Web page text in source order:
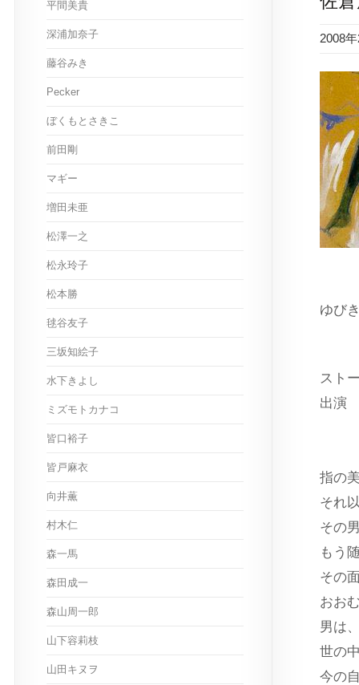
2008
ゆび
スト
出
指の
それ
その
もう
その
おお
男は
世の
今の
平間美貴
深浦加奈子
藤谷みき
Pecker
ぼくもとさきこ
前田剛
マギー
増田未亜
松澤一之
松永玲子
松本勝
毬谷友子
三坂知絵子
水下きよし
ミズモトカナコ
皆口裕子
皆戸麻衣
向井薫
村木仁
森一馬
森田成一
森山周一郎
山下容莉枝
山田キヌヲ